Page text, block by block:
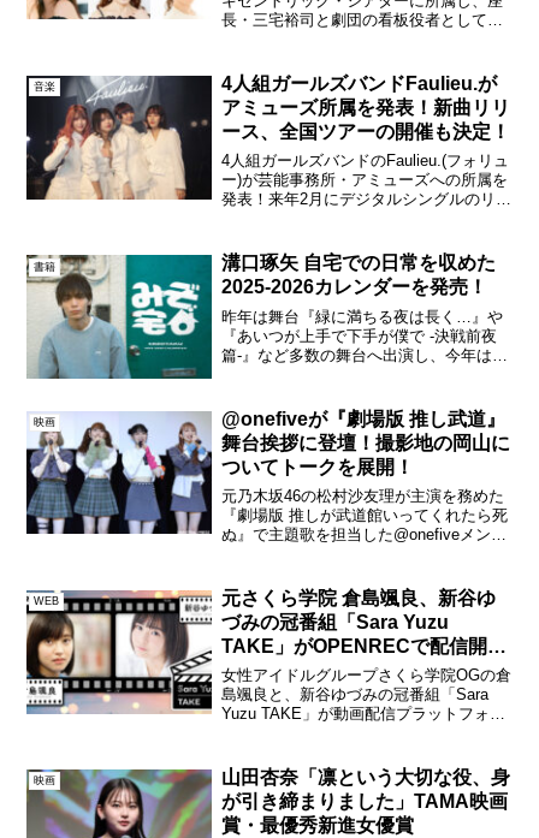
長・三宅裕司と劇団の看板役者として、
『小倉久寛 生誕70年記念 コントライブ
ザ・タイトルマ...
音楽
4人組ガールズバンドFaulieu.が
アミューズ所属を発表！新曲リリ
ース、全国ツアーの開催も決定！
4人組ガールズバンドのFaulieu.(フォリュ
ー)が芸能事務所・アミューズへの所属を
発表！来年2月にデジタルシングルのリリ
ティスト写真Faulieu.は2...
書籍
溝口琢矢 自宅での日常を収めた
2025-2026カレンダーを発売！
昨年は舞台『緑に満ちる夜は長く…』や
『あいつが上手で下手が僕で -決戦前夜
篇-』など多数の舞台へ出演し、今年はシ
編への出演を控える俳優の溝口琢矢が
「溝口琢...
映画
@onefiveが『劇場版 推し武道』
舞台挨拶に登壇！撮影地の岡山に
ついてトークを展開！
元乃木坂46の松村沙友理が主演を務めた
『劇場版 推しが武道館いってくれたら死
ぬ』で主題歌を担当した@onefiveメンバ
台挨拶に登壇！『劇場版 推しが武道...
WEB
元さくら学院 倉島颯良、新谷ゆ
づみの冠番組「Sara Yuzu
TAKE」がOPENRECで配信開
始！
女性アイドルグループさくら学院OGの倉
島颯良と、新谷ゆづみの冠番組「Sara
Yuzu TAKE」が動画配信プラットフォー
では女優として活動した二人...
映画
山田杏奈「凛という大切な役、身
が引き締まりました」TAMA映画
賞・最優秀新進女優賞